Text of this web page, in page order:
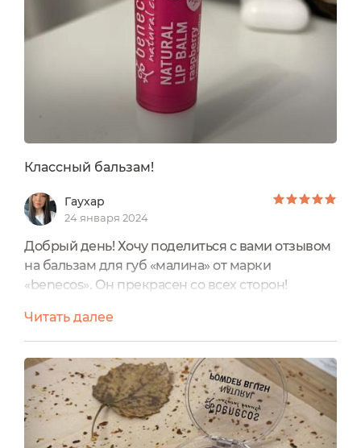
Классный бальзам!
Гаухар
24 января 2024
Добрый день! Хочу поделиться с вами отзывом
на бальзам для губ «малина» от марки
«benecos». Он прекрасен со всех сторон!
гладкие, ухоженные, заживляет мелкие раны (у
меня пока не было крупных), защищает от
холода и ветра, долго держится на губах, так что
расход минимальный, запах-бомба, вначале
очень яркий, как в самом тюбике, так и на губах,
но со временем...
Читать далее